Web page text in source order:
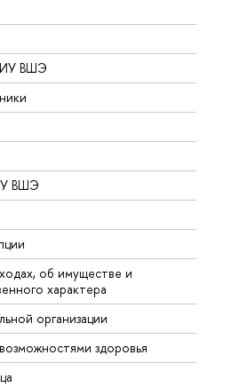
ВШЭ
ВШЭ
об имуществе и
характера
организации
здоровья